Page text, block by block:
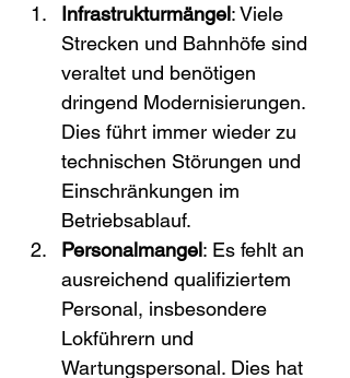
Infrastrukturmängel: Viele
Strecken und Bahnhöfe sind
veraltet und benötigen
dringend Modernisierungen.
Dies führt immer wieder zu
technischen Störungen und
Einschränkungen im
Betriebsablauf.
Personalmangel: Es fehlt an
ausreichend qualifiziertem
Personal, insbesondere
Lokführern und
Wartungspersonal. Dies hat